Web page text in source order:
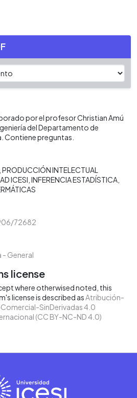
por el profesor Christian Amú
del Departamento de
Contiene preguntas.
PRODUCCIÓN INTELECTUAL
ICESI INFERENCIA ESTADÍSTICA
72682
- General
license
where otherwised noted, this
license is described asAtribución-
SinDerivadas 4.0
(CC BY-NC-ND 4.0)